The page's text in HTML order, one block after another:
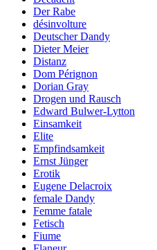
Der Rabe
désinvolture
Deutscher Dandy
Dieter Meier
Distanz
Dom Pérignon
Dorian Gray
Drogen und Rausch
Edward Bulwer-Lytton
Einsamkeit
Elite
Empfindsamkeit
Ernst Jünger
Erotik
Eugene Delacroix
female Dandy
Femme fatale
Fetisch
Fiume